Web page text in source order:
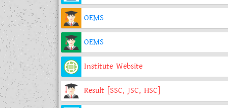
OEMS
OEMS
Institute Website
Result [SSC, JSC, HSC]